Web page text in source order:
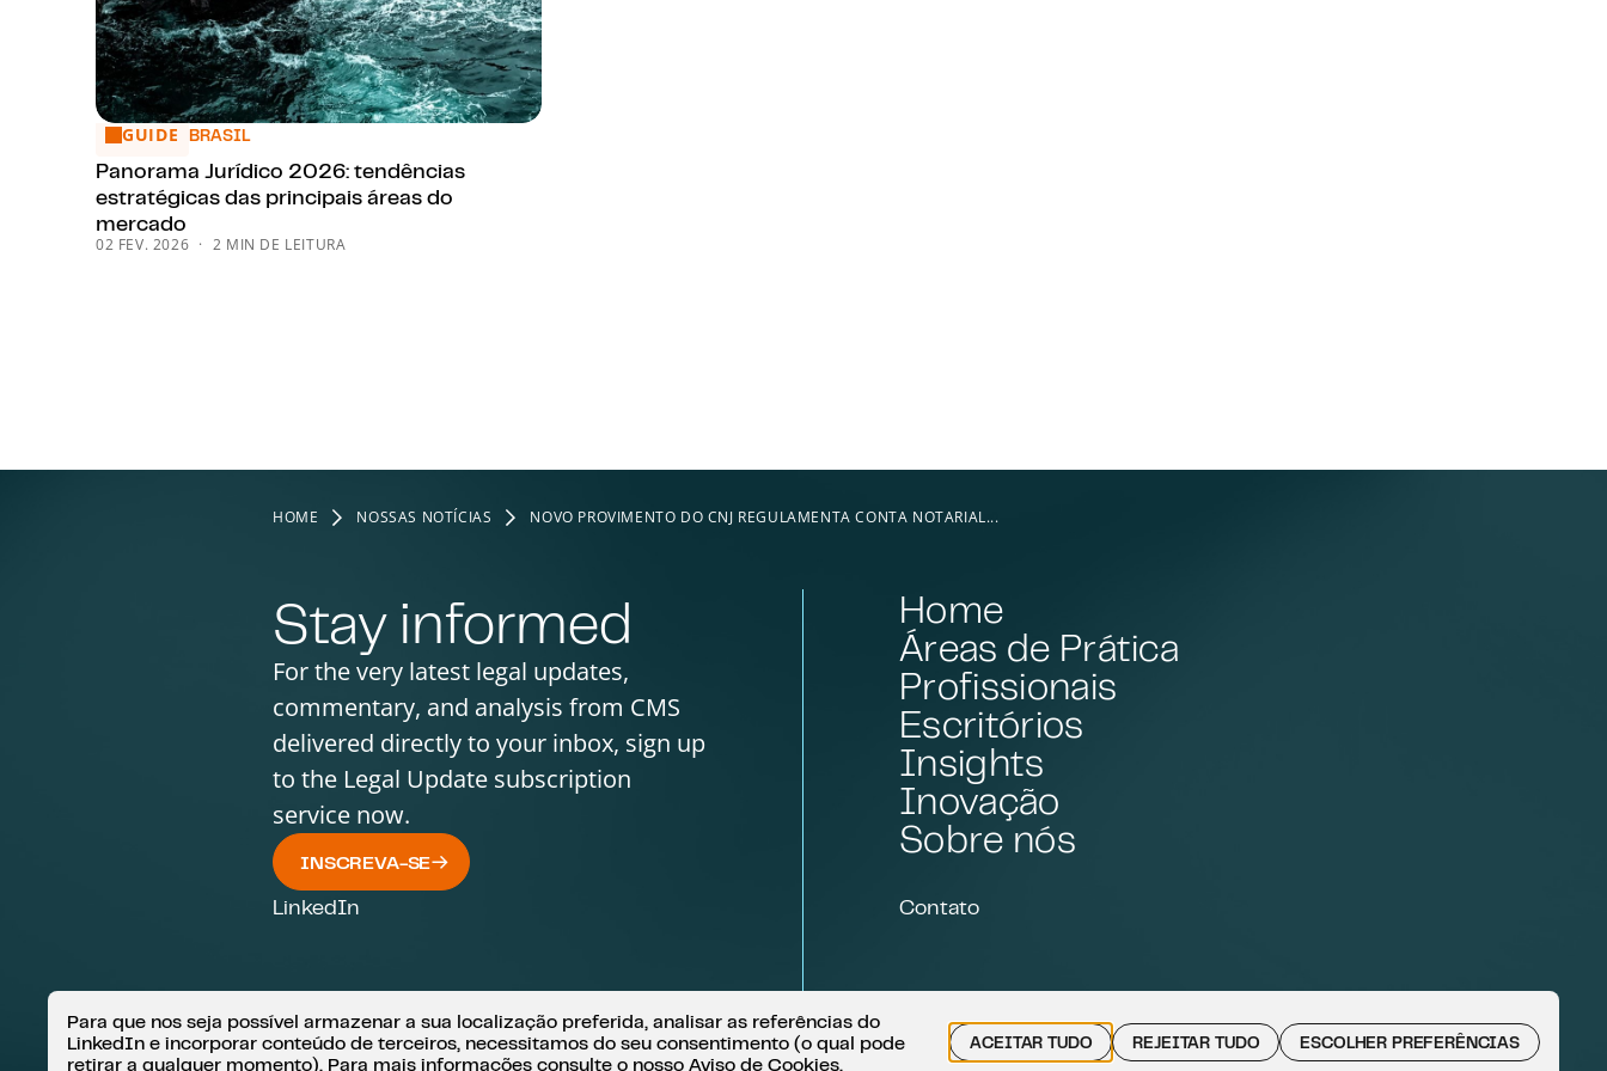
Panorama Jurídico 2026: tendências estratégicas das principais áreas do mercado
GUIDE BRASIL
Panorama Jurídico 2026: tendências
estratégicas das principais áreas do
mercado
02 FEV. 2026 2 MIN DE LEITURA
HOME NOSSAS NOTÍCIAS NOVO PROVIMENTO DO CNJ REGULAMENTA CONTA NOTARIAL...
Stay informed
For the very latest legal updates,
commentary, and analysis from CMS
delivered directly to your inbox, sign up
to the Legal Update subscription
service now.
INSCREVA-SE
LinkedIn
Home
Áreas de Prática
Profissionais
Escritórios
Insights
Inovação
Sobre nós
Contato
© FAS ADVOGADOS 2026INFORMAÇÕES JURÍDICAS POLÍTICA DE PRIVACIDADE POLÍTICA DE COOKIES
TERMOS DE USO
CANAL DE DENÚNCIAS DO FAS
CONTATO MAPA DO SITE
Para que nos seja possível armazenar a sua localização preferida, analisar as referências do
LinkedIn e incorporar conteúdo de terceiros, necessitamos do seu consentimento (o qual pode
retirar a qualquer momento). Para mais informações consulte o nosso Aviso de Cookies.
ACEITAR TUDO REJEITAR TUDO ESCOLHER PREFERÊNCIAS